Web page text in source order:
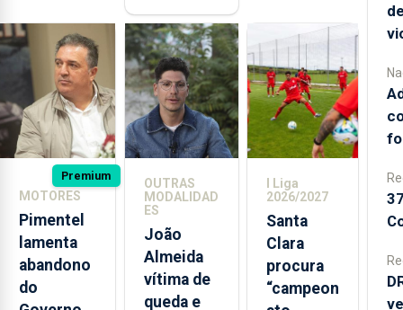
liderança do
CPR, após o
segundo
lugar para o
campeonato
no Rali da
Madeira
das
mudanças
mais
marcantes
e benéficas
para o
futebol,
mas tem
caminho
10.ª época
consecutiva
na I Liga,
com o
União
Sportiva
por mais
uma
temporada,
voltando a
representar
as “verdes”
de Ponta
Delgada
em
Premium
MOTORES
Pimentel
lamenta
abandono
do
OUTRAS
MODALIDAD
ES
João
Almeida
vítima de
queda e
I Liga
2026/2027
Santa
Clara
procura
“campeon